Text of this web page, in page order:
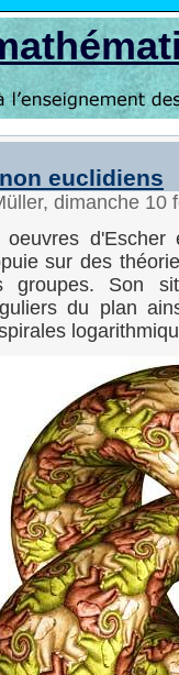
euclidiens
dimanche 10
oeuvres
sur des
groupes. Son
du plan